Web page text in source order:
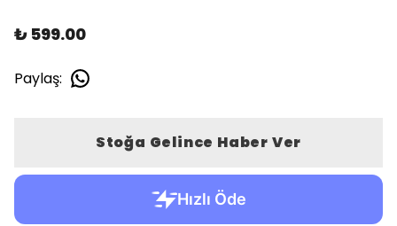
₺ 599.00
Paylaş:
Stoğa Gelince Haber Ver